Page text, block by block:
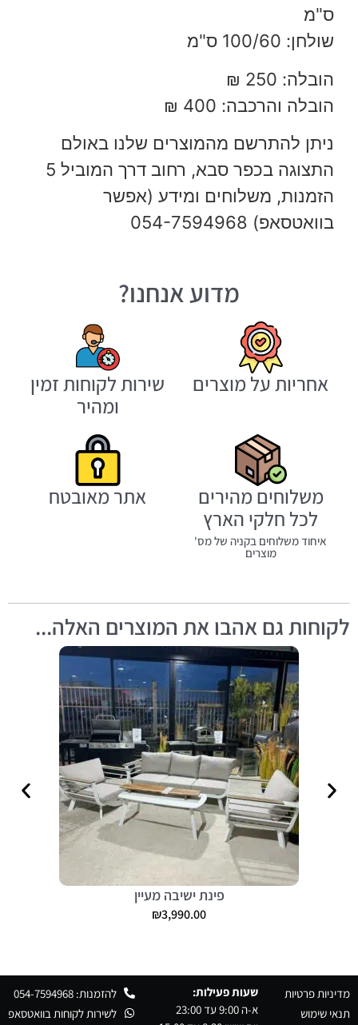
ס"מ
שולחן: 100/60 ס"מ
הובלה: 250 ₪
הובלה והרכבה: 400 ₪
ניתן להתרשם מהמוצרים שלנו באולם
התצוגה בכפר סבא, רחוב דרך המוביל 5
הזמנות, משלוחים ומידע (אפשר
בוואטסאפ) 054-7594968
מדוע אנחנו?
אחריות על מוצרים
שירות לקוחות זמין
ומהיר
משלוחים מהירים
לכל חלקי הארץ
איחוד משלוחים בקניה של מס'
מוצרים
אתר מאובטח
לקוחות גם אהבו את המוצרים האלה...
פינת ישיבה מעיין
₪3,990.00
מדיניות פרטיות
תנאי שימוש
שעות פעילות:
א-ה 9:00 עד 23:00
להזמנות: 054-7594968
לשירות לקוחות בוואטסאפ